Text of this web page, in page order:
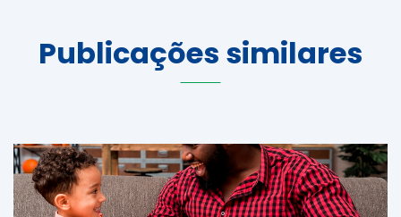
Publicações similares